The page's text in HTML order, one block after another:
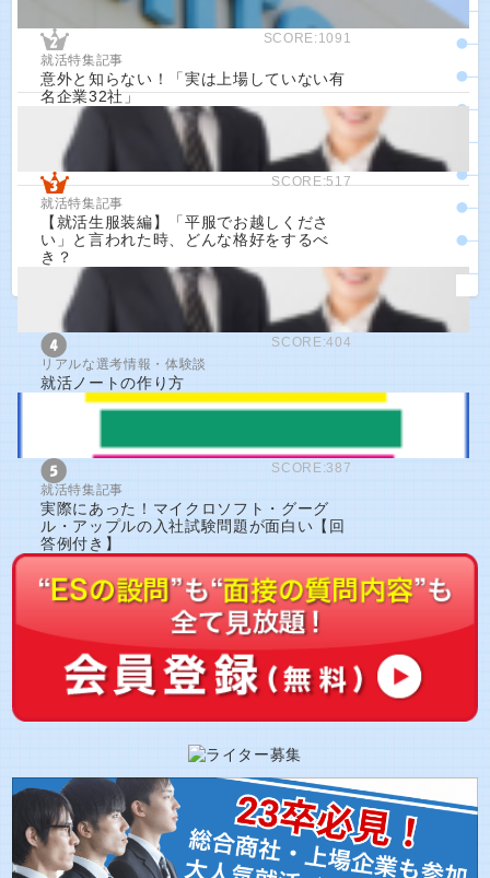
SCORE:1091
就活特集記事
意外と知らない！「実は上場していない有
名企業32社」
SCORE:517
就活特集記事
【就活生服装編】「平服でお越しくださ
い」と言われた時、どんな格好をするべ
き？
SCORE:404
リアルな選考情報・体験談
就活ノートの作り方
SCORE:387
就活特集記事
実際にあった！マイクロソフト・グーグ
ル・アップルの入社試験問題が面白い【回
答例付き】